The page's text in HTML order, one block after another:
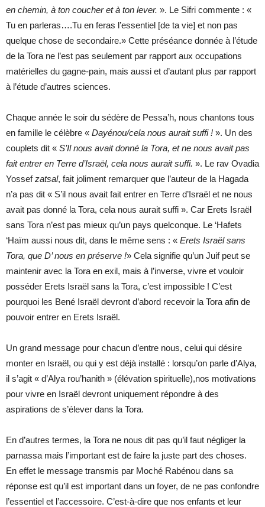
en chemin, à ton coucher et à ton lever. ». Le Sifri commente : «
Tu en parleras….Tu en feras l’essentiel [de ta vie] et non pas
quelque chose de secondaire.» Cette préséance donnée à l’étude
de la Tora ne l’est pas seulement par rapport aux occupations
matérielles du gagne-pain, mais aussi et d’autant plus par rapport
à l’étude d’autres sciences.
Chaque année le soir du sédère de Pessa’h, nous chantons tous
en famille le célèbre « Dayénou/cela nous aurait suffi ! ». Un des
couplets dit « S’Il nous avait donné la Tora, et ne nous avait pas
fait entrer en Terre d’Israël, cela nous aurait suffi. ». Le rav Ovadia
Yossefzatsal, fait joliment remarquer que l’auteur de la Hagada
n’a pas dit « S’il nous avait fait entrer en Terre d’Israël et ne nous
avait pas donné la Tora, cela nous aurait suffi ». Car Erets Israël
sans Tora n’est pas mieux qu’un pays quelconque. Le ‘Hafets
‘Haïm aussi nous dit, dans le même sens : « Erets Israël sans
Tora, que D’ nous en préserve !» Cela signifie qu’un Juif peut se
maintenir avec la Tora en exil, mais à l’inverse, vivre et vouloir
posséder Erets Israël sans la Tora, c’est impossible ! C’est
pourquoi les Bené Israël devront d’abord recevoir la Tora afin de
pouvoir entrer en Erets Israël.
Un grand message pour chacun d’entre nous, celui qui désire
monter en Israël, ou qui y est déjà installé : lorsqu’on parle d’Alya,
il s’agit « d’Alya rou’hanith » (élévation spirituelle),nos motivations
pour vivre en Israël devront uniquement répondre à des
aspirations de s’élever dans la Tora.
En d’autres termes, la Tora ne nous dit pas qu’il faut négliger la
parnassa mais l’important est de faire la juste part des choses.
En effet le message transmis par Moché Rabénou dans sa
réponse est qu’il est important dans un foyer, de ne pas confondre
l’essentiel et l’accessoire. C’est-à-dire que nos enfants et leur